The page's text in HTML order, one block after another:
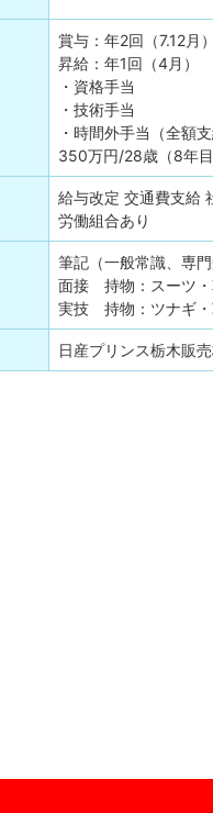
賞与：年2回（7.12月
昇給：年1回（4月）
・資格手当
・技術手当
・時間外手当（全額支
350万円/28歳（8年
給与改定 交通費支給
労働組合あり
筆記（一般常識、専
面接 持物：スーツ
実技 持物：ツナギ・
日産プリンス栃木販